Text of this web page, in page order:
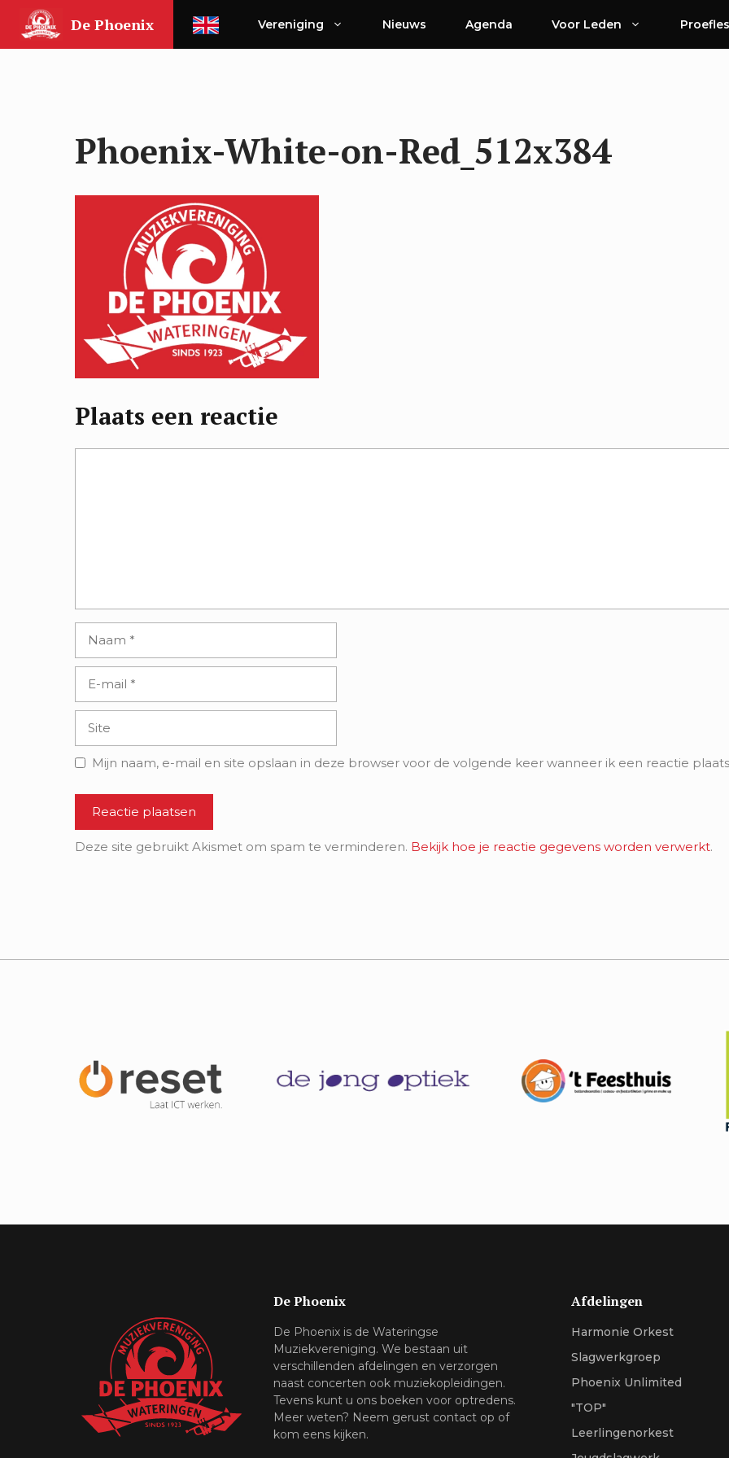
naar
De Phoenix Vereniging Nieuws Agenda Voor Leden
Phoenix-White-on-Red_512x384
Plaats een reactie
mail
Mijn naam, e-mail en site opslaan in deze browser voor de volgende keer wanneer ik een reactie
Deze site gebruikt Akismet om spam te verminderen. Bekijk hoe je reactie gegevens worden verwerkt.
De Phoenix
De Phoenix is de Wateringse
Muziekvereniging. We bestaan uit
verschillenden afdelingen en verzorgen
naast concerten ook muziekopleidingen.
Tevens kunt u ons boeken voor optredens.
Meer weten? Neem gerust contact op of
kom eens kijken.
Afdelingen
Harmonie Orkest
Slagwerkgroep
Phoenix Unlimited
"TOP"
Leerlingenorkest